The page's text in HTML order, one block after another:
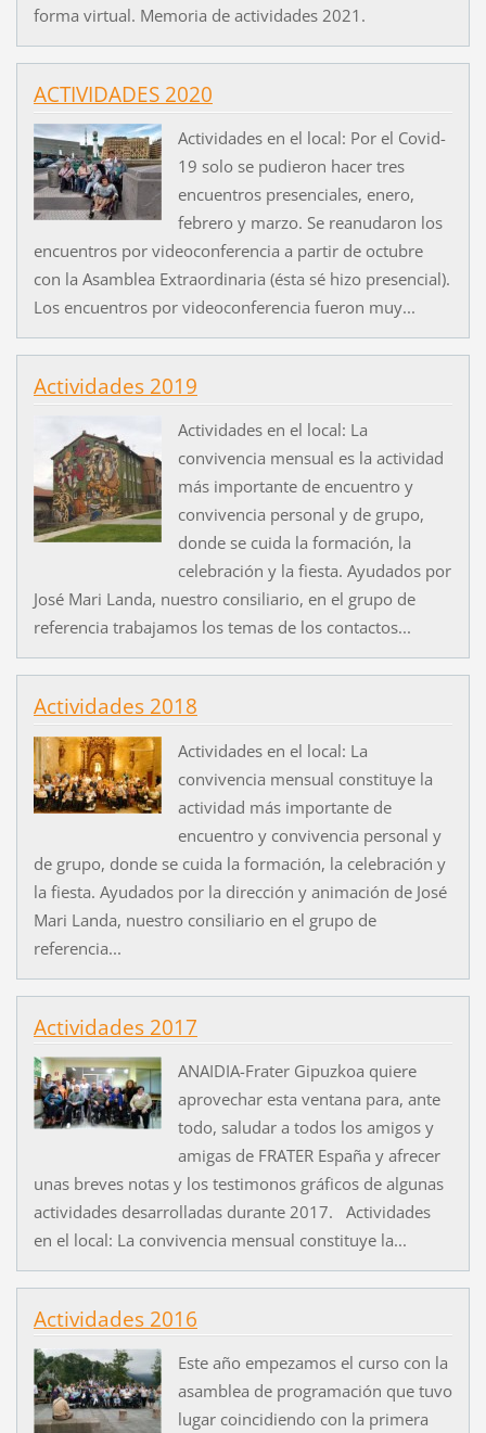
forma virtual. Memoria de actividades 2021.
ACTIVIDADES 2020
Actividades en el local: Por el Covid-
19 solo se pudieron hacer tres
encuentros presenciales, enero,
febrero y marzo. Se reanudaron los
encuentros por videoconferencia a partir de octubre
con la Asamblea Extraordinaria (ésta sé hizo presencial).
Los encuentros por videoconferencia fueron muy...
Actividades 2019
Actividades en el local: La
convivencia mensual es la actividad
más importante de encuentro y
convivencia personal y de grupo,
donde se cuida la formación, la
celebración y la fiesta. Ayudados por
José Mari Landa, nuestro consiliario, en el grupo de
referencia trabajamos los temas de los contactos...
Actividades 2018
Actividades en el local: La
convivencia mensual constituye la
actividad más importante de
encuentro y convivencia personal y
de grupo, donde se cuida la formación, la celebración y
la fiesta. Ayudados por la dirección y animación de José
Mari Landa, nuestro consiliario en el grupo de
referencia...
Actividades 2017
ANAIDIA-Frater Gipuzkoa quiere
aprovechar esta ventana para, ante
todo, saludar a todos los amigos y
amigas de FRATER España y afrecer
unas breves notas y los testimonos gráficos de algunas
actividades desarrolladas durante 2017. Actividades
en el local: La convivencia mensual constituye la...
Actividades 2016
Este año empezamos el curso con la
asamblea de programación que tuvo
lugar coincidiendo con la primera